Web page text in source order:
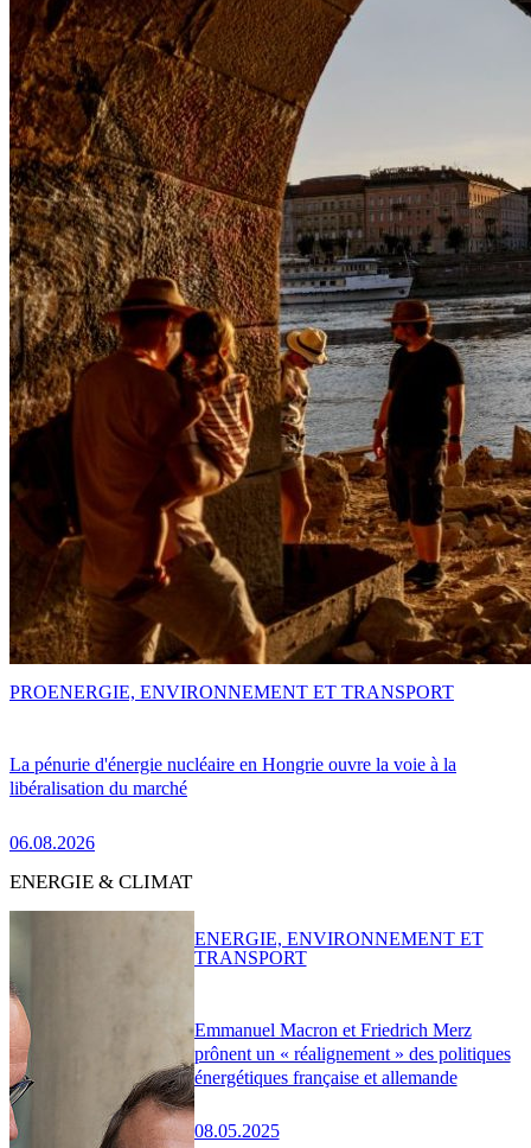
La pénurie d'énergie nucléaire en Hongrie ouvre la voie à la
libéralisation du marché
06.08.2026
PROENERGIE, ENVIRONNEMENT ET TRANSPORT
ENERGIE & CLIMAT
Emmanuel Macron et Friedrich Merz
prônent un « réalignement » des politiques
énergétiques française et allemande
08.05.2025
ENERGIE, ENVIRONNEMENT ET
TRANSPORT